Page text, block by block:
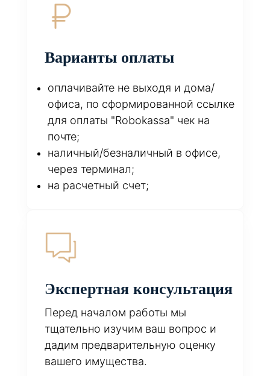
Варианты оплаты
оплачивайте не выходя и дома/
офиса, по сформированной ссылке
для оплаты "Robokassa" чек на
почте;
наличный/безналичный в офисе,
через терминал;
на расчетный счет;
Экспертная консультация
Перед началом работы мы
тщательно изучим ваш вопрос и
дадим предварительную оценку
вашего имущества.